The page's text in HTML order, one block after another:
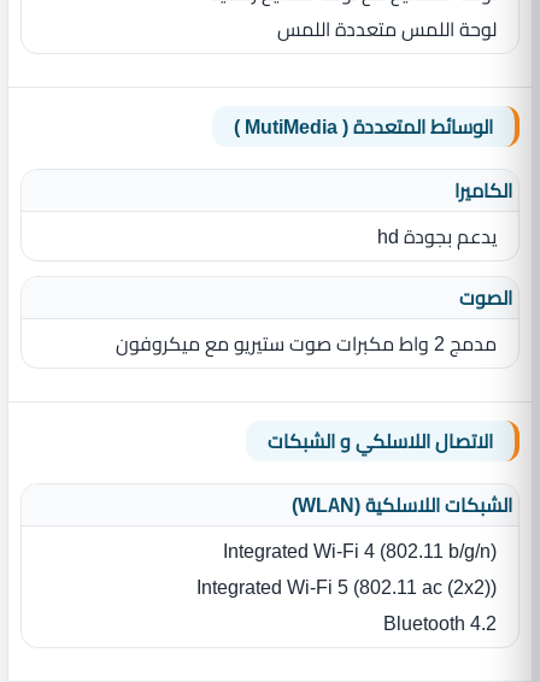
لوحة اللمس متعددة اللمس
الوسائط المتعددة ( MutiMedia )
الكاميرا
يدعم بجودة hd
الصوت
مدمج 2 واط مكبرات صوت ستيريو مع ميكروفون
الاتصال اللاسلكي و الشبكات
الشبكات اللاسلكية (WLAN)
Integrated Wi-Fi 4 (802.11 b/g/n)
Integrated Wi-Fi 5 (802.11 ac (2x2))
Bluetooth 4.2